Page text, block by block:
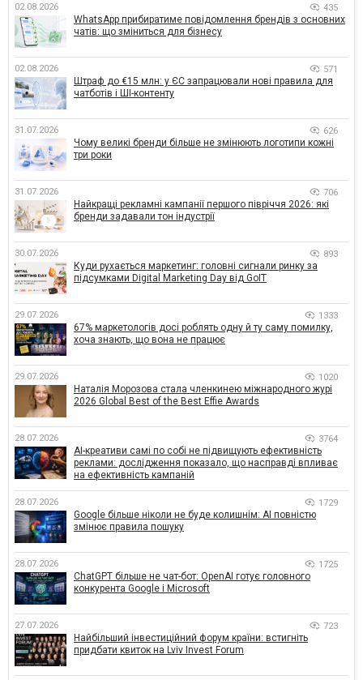
02.08.2026 435
WhatsApp прибиратиме повідомлення брендів з основних
чатів: що зміниться для бізнесу
02.08.2026 571
Штраф до €15 млн: у ЄС запрацювали нові правила для
чатботів і ШІ-контенту
31.07.2026 626
Чому великі бренди більше не змінюють логотипи кожні
три роки
31.07.2026 706
Найкращі рекламні кампанії першого півріччя 2026: які
бренди задавали тон індустрії
30.07.2026 893
Куди рухається маркетинг: головні сигнали ринку за
підсумками Digital Marketing Day від GoIT
29.07.2026 1333
67% маркетологів досі роблять одну й ту саму помилку,
хоча знають, що вона не працює
29.07.2026 1020
Наталія Морозова стала членкинею міжнародного журі
2026 Global Best of the Best Effie Awards
28.07.2026 3764
AI-креативи самі по собі не підвищують ефективність
реклами: дослідження показало, що насправді впливає
на ефективність кампаній
28.07.2026 1729
Google більше ніколи не буде колишнім: AI повністю
змінює правила пошуку
28.07.2026 1725
ChatGPT більше не чат-бот: OpenAI готує головного
конкурента Google і Microsoft
27.07.2026 723
Найбільший інвестиційний форум країни: встигніть
придбати квиток на Lviv Invest Forum